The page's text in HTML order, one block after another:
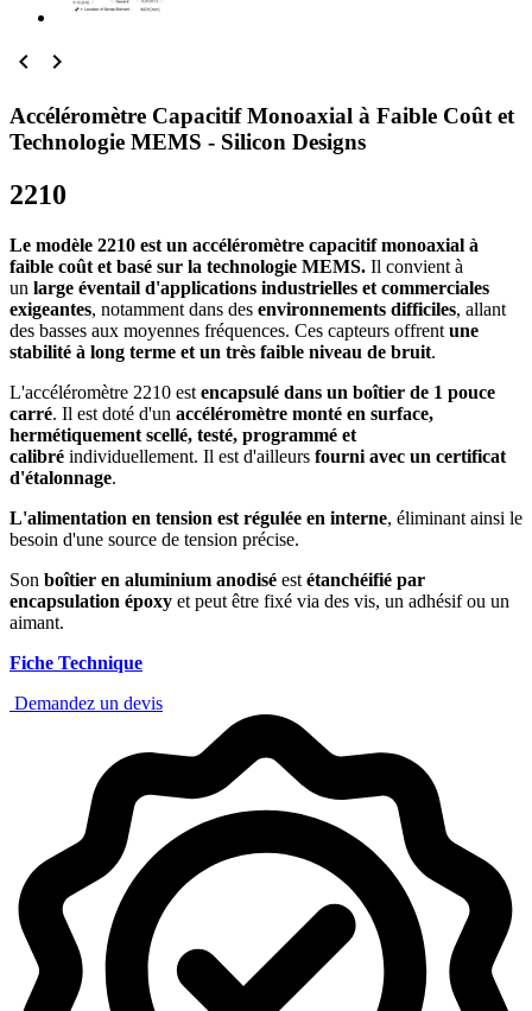
 
Accéléromètre Capacitif Monoaxial à Faible Coût et
Technologie MEMS - Silicon Designs
2210
Le modèle 2210 est un accéléromètre capacitif monoaxial à
faible coût et basé sur la technologie MEMS. Il convient à
un large éventail d'applications industrielles et commerciales
exigeantes, notamment dans des environnements difficiles, allant
des basses aux moyennes fréquences. Ces capteurs offrent une
stabilité à long terme et un très faible niveau de bruit.
L'accéléromètre 2210 est encapsulé dans un boîtier de 1 pouce
carré. Il est doté d'un accéléromètre monté en surface,
hermétiquement scellé, testé, programmé et
calibré individuellement. Il est d'ailleurs fourni avec un certificat
d'étalonnage.
L'alimentation en tension est régulée en interne, éliminant ainsi le
besoin d'une source de tension précise.
Son boîtier en aluminium anodisé est étanchéifié par
encapsulation époxy et peut être fixé via des vis, un adhésif ou un
aimant.
Fiche Technique
Demandez un devis